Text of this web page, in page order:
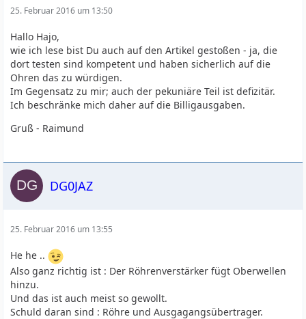
25. Februar 2016 um 13:50
Hallo Hajo,
wie ich lese bist Du auch auf den Artikel gestoßen - ja, die
dort testen sind kompetent und haben sicherlich auf die
Ohren das zu würdigen.
Im Gegensatz zu mir; auch der pekuniäre Teil ist defizitär.
Ich beschränke mich daher auf die Billigausgaben.
Gruß - Raimund
DG0JAZ
25. Februar 2016 um 13:55
He he ..
Also ganz richtig ist : Der Röhrenverstärker fügt Oberwellen
hinzu.
Und das ist auch meist so gewollt.
Schuld daran sind : Röhre und Ausgagangsübertrager.